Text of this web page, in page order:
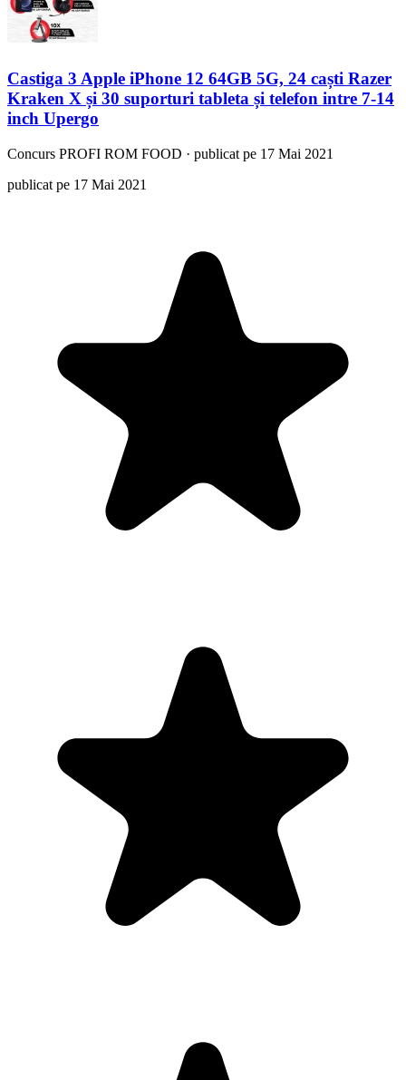
Castiga 3 Apple iPhone 12 64GB 5G, 24 caști Razer
Kraken X și 30 suporturi tableta și telefon intre 7-14
inch Upergo
Concurs PROFI ROM FOOD · publicat pe 17 Mai 2021
publicat pe 17 Mai 2021